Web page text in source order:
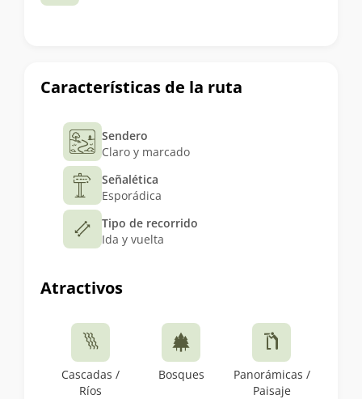
Características de la ruta
Sendero
Claro y marcado
Señalética
Esporádica
Tipo de recorrido
Ida y vuelta
Atractivos
Cascadas /
Ríos
Bosques
Panorámicas /
Paisaje